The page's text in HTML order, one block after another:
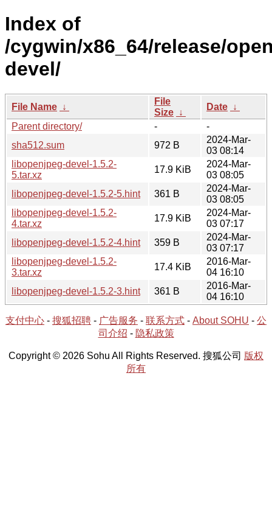
Index of
/cygwin/x86_64/release/
devel/
File Name ↓
File
Size ↓
Date ↓
Parent directory/
-
-
sha512.sum
972 B
2024-Mar-
03 08:14
libopenjpeg-devel-1.5.2-
5.tar.xz
17.9 KiB
2024-Mar-
03 08:05
libopenjpeg-devel-1.5.2-5.hint
361 B
2024-Mar-
03 08:05
libopenjpeg-devel-1.5.2-
4.tar.xz
17.9 KiB
2024-Mar-
03 07:17
libopenjpeg-devel-1.5.2-4.hint
359 B
2024-Mar-
03 07:17
libopenjpeg-devel-1.5.2-
3.tar.xz
17.4 KiB
2016-Mar-
04 16:10
libopenjpeg-devel-1.5.2-3.hint
361 B
2016-Mar-
04 16:10
支付中心 - 搜狐招聘 - 广告服务 - 联系方式 - About SOHU - 公
司介绍 - 隐私政策
Copyright © 2026 Sohu All Rights Reserved. 搜狐公司 版权
所有